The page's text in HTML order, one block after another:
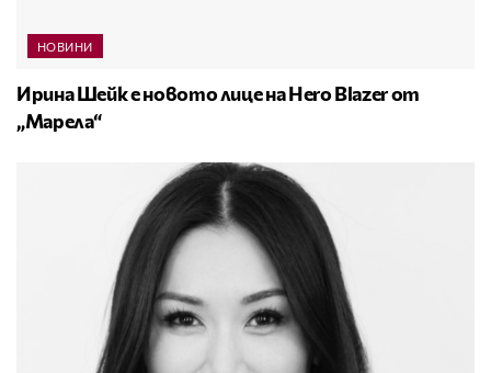
НОВИНИ
Ирина Шейк е новото лице на Hero Blazer от
„Марела“